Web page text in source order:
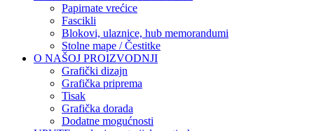
Papirnate vrećice
Fascikli
Blokovi, ulaznice, hub memorandumi
Stolne mape / Čestitke
O NAŠOJ PROIZVODNJI
Grafički dizajn
Grafička priprema
Tisak
Grafička dorada
Dodatne mogućnosti